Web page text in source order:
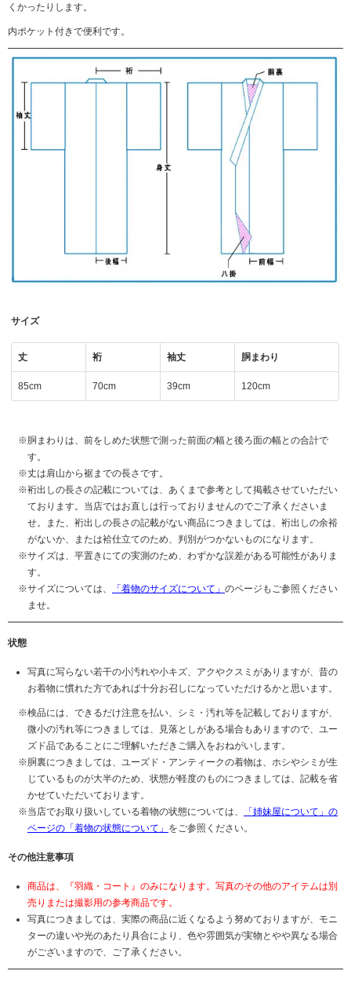
くかったりします。
内ポケット付きで便利です。
サイズ
丈 裄 袖丈 胴まわり
85cm 70cm 39cm 120cm
胴まわりは、前をしめた状態で測った前面の幅と後ろ面の幅との合計で
す。
丈は肩山から裾までの長さです。
裄出しの長さの記載については、あくまで参考として掲載させていただい
ております。当店ではお直しは行っておりませんのでご了承くださいま
せ。また、裄出しの長さの記載がない商品につきましては、裄出しの余裕
がないか、または袷仕立てのため、判別がつかないものになります。
サイズは、平置きにての実測のため、わずかな誤差がある可能性がありま
す。
サイズについては、
「着物のサイズについて」 のページもご参照ください
ませ。
状態
写真に写らない若干の小汚れや小キズ、アクやクスミがありますが、昔の
お着物に慣れた方であれば十分お召しになっていただけるかと思います。
検品には、できるだけ注意を払い、シミ・汚れ等を記載しておりますが、
微小の汚れ等につきましては、見落としがある場合もありますので、ユー
ズド品であることにご理解いただきご購入をおねがいします。
胴裏につきましては、ユーズド・アンティークの着物は、ホシやシミが生
じているものが大半のため、状態が軽度のものにつきましては、記載を省
かせていただいております。
当店でお取り扱いしている着物の状態については、
「姉妹屋について」の
ページの「着物の状態について」 をご参照ください。
その他注意事項
商品は、『羽織・コート』のみになります。写真のその他のアイテムは別
売りまたは撮影用の参考商品です。
写真につきましては、実際の商品に近くなるよう努めておりますが、モニ
ターの違いや光のあたり具合により、色や雰囲気が実物とやや異なる場合
がございますので、ご了承ください。